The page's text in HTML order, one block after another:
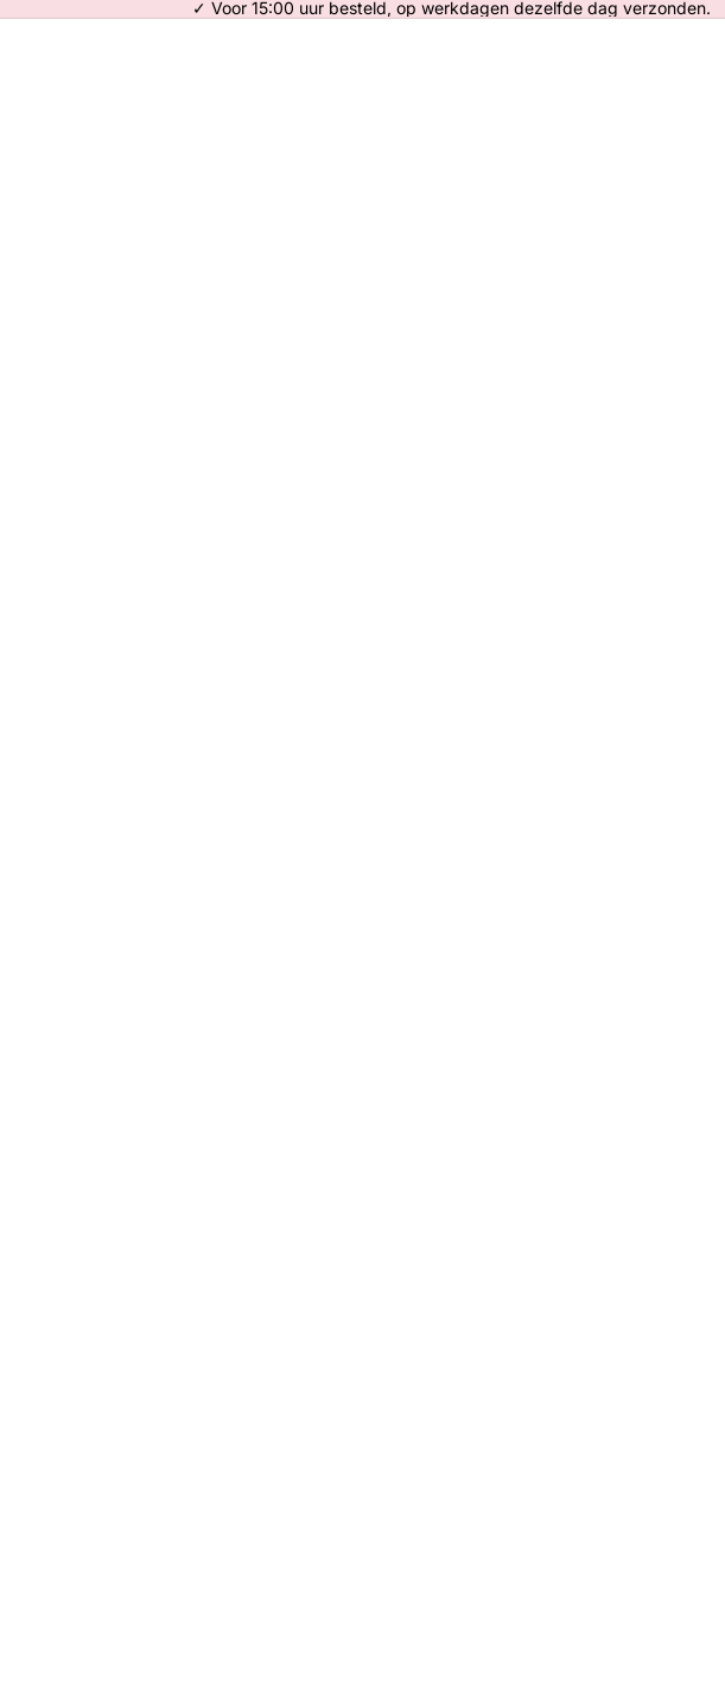
✓ Voor 15:00 uur besteld, op werkdagen dezelfde dag verzonden.